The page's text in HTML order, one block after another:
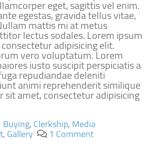
eget, sagittis vel enim.
egestas, gravida tellus vitae,
mattis mi at metus
lectus sodales. Lorem ipsum
adipisicing elit.
vero voluptatum. Lorem
iusto suscipit perspiciatis a
repudiandae deleniti
animi reprehenderit similique
sit amet, consectetur adipisicing
Buying,Clerkship,Media
,Gallery 1 Comment